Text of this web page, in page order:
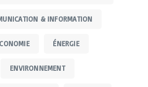
& INFORMATION
ÉNERGIE
ENVIRONNEMENT